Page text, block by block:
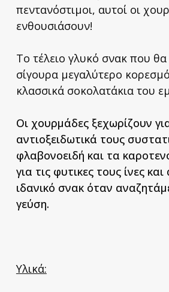
πεντανόστιμοι, αυτοί οι
ενθουσιάσουν!
Το τέλειο γλυκό σνακ που
σίγουρα μεγαλύτερο
κλασσικά σοκολατάκια του
Οι χουρμάδες ξεχωρίζουν
αντιοξειδωτικά τους
φλαβονοειδή και τα
για τις φυτικες τους ίνες
ιδανικό σνακ όταν
γεύση.
Υλικά: